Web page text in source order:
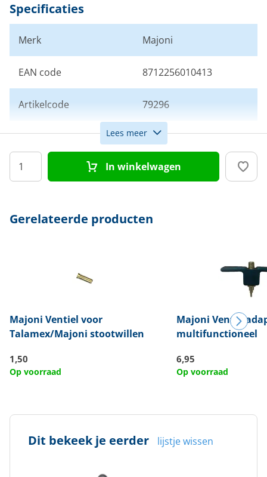
Specificaties
Merk Majoni
EAN code 8712256010413
Artikelcode 79296
Kleur Wit
Afmeting Diameter 35 cm
Lees meer
In winkelwagen
Gerelateerde producten
Majoni Ventiel voor
Talamex/Majoni stootwillen
1,50
Op voorraad
Majoni
multifunctioneel
6,95
Op voorraad
Dit bekeek je eerder lijstje wissen